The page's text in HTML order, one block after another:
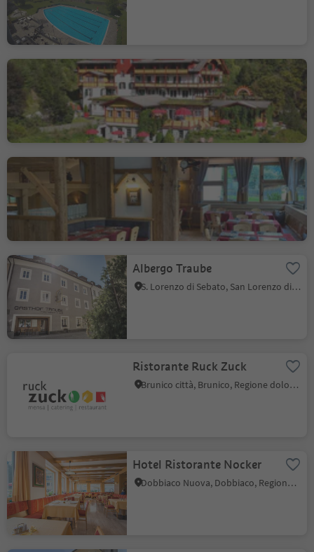
Parkhotel Sole Paradiso
San Candido, Regione dolomitica 3 Cime
Pizzeria Ristorante
Fornella
Corvara, Regione dolomitica Alta Badia
Albergo Traube
S. Lorenzo di Sebato, San Lorenzo di Sebato, Regione dolomitica Plan de Corones
Ristorante Ruck Zuck
Brunico città, Brunico, Regione dolomitica Plan de Corones
Hotel Ristorante Nocker
Dobbiaco Nuova, Dobbiaco, Regione dolomitica 3 Cime